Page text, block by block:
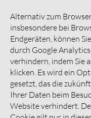
Alternativ zum
insbesondere bei
Endgeräten, können
durch Google
verhindern, indem Sie
klicken. Es wird ein
gesetzt, das die
Ihrer Daten beim
Website verhindert.